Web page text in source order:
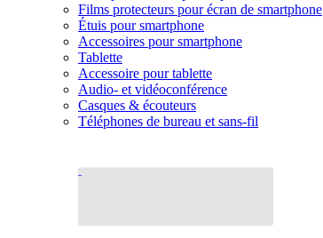
Films protecteurs pour écran de smartphone
Étuis pour smartphone
Accessoires pour smartphone
Tablette
Accessoire pour tablette
Audio- et vidéoconférence
Casques & écouteurs
Téléphones de bureau et sans-fil